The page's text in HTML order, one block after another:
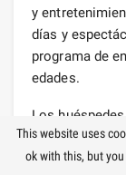
y
días y
programa de
edades.
Los
estándar,
de ellas
This website uses
ok with this, but